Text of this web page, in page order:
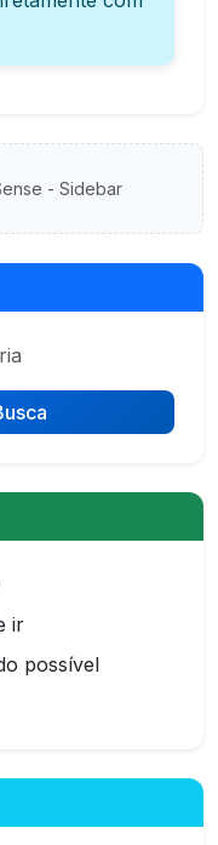
- Sidebar
ir
possível